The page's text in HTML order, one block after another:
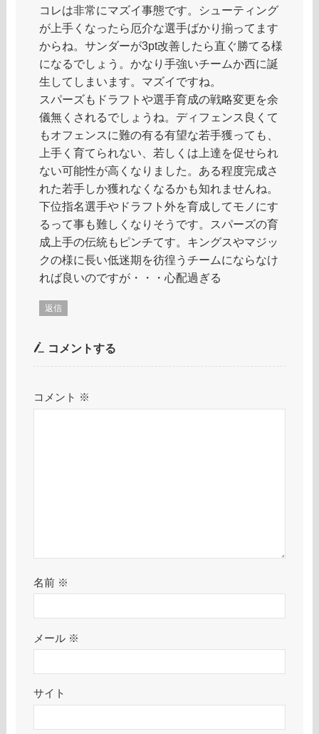
コレは非常にマズイ事態です。シューティング
が上手くなったら厄介な選手ばかり揃ってます
からね。サンダーが3pt改善したら直ぐ勝てる様
になるでしょう。かなり手強いチームか西に誕
生してしまいます。マズイですね。
スパーズもドラフトや選手育成の戦略変更を余
儀無くされるでしょうね。ディフェンス良くて
もオフェンスに難の有る有望な若手獲っても、
上手く育てられない、若しくは上達を促せられ
ない可能性が高くなりました。ある程度完成さ
れた若手しか獲れなくなるかも知れませんね。
下位指名選手やドラフト外を育成してモノにす
るって事も難しくなりそうです。スパーズの育
成上手の伝統もピンチてす。キングスやマジッ
クの様に長い低迷期を彷徨うチームにならなけ
れば良いのですが・・・心配過ぎる
返信
コメントする
コメント ※
名前 ※
メール ※
サイト